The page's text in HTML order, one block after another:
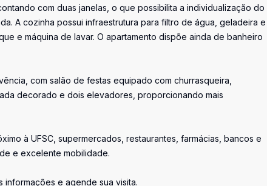
com duas janelas, o que possibilita a individualização do
A cozinha possui infraestrutura para filtro de água, geladeira e
e máquina de lavar. O apartamento dispõe ainda de banheiro
com salão de festas equipado com churrasqueira,
decorado e dois elevadores, proporcionando mais
à UFSC, supermercados, restaurantes, farmácias, bancos e
e excelente mobilidade.
informações e agende sua visita.